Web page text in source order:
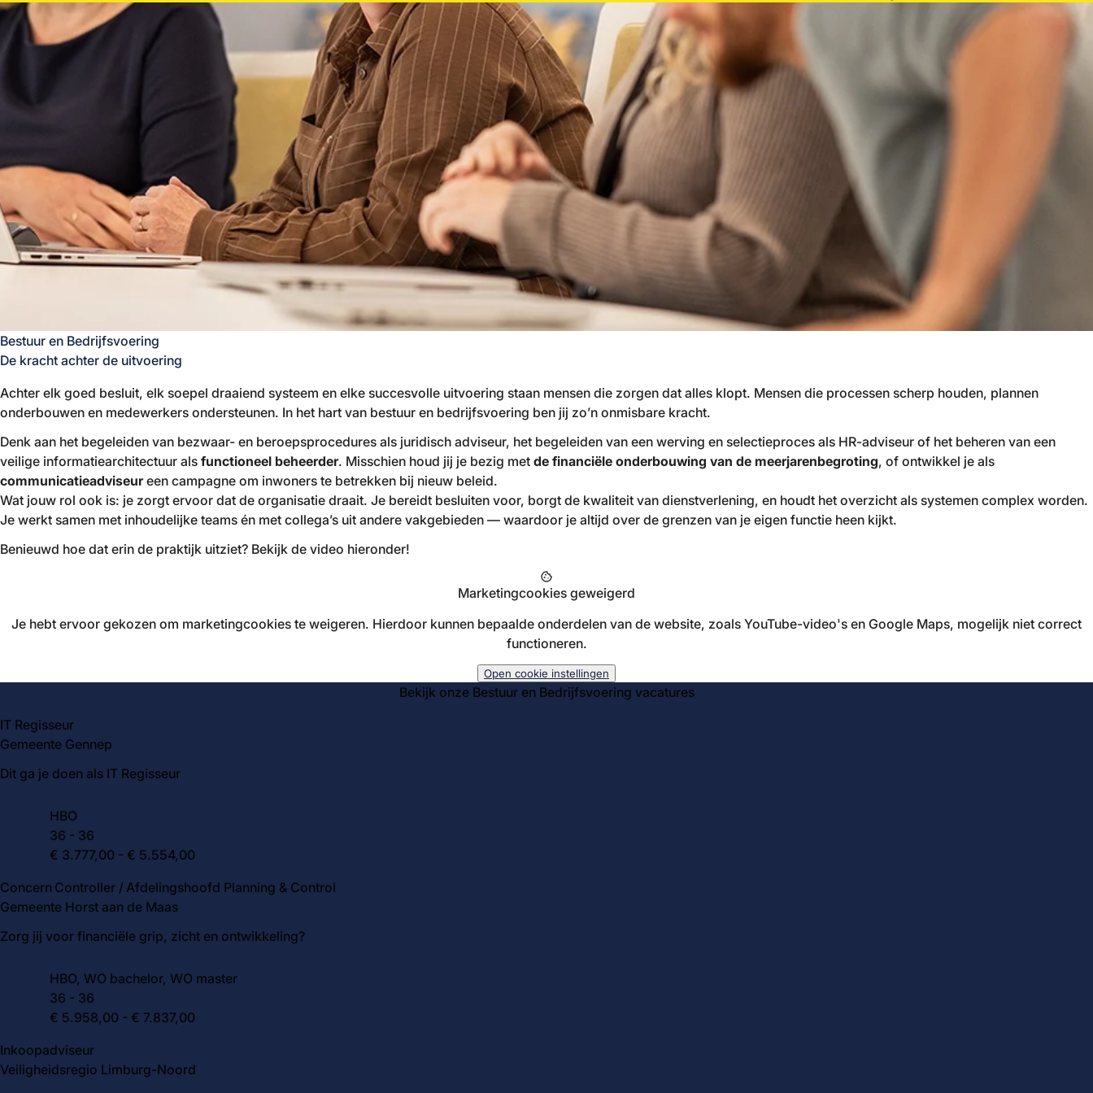
Bestuur en Bedrijfsvoering
De kracht achter de uitvoering
Achter elk goed besluit, elk soepel draaiend systeem en elke succesvolle uitvoering staan mensen die zorgen dat alles klopt. Mensen die processen scherp houden, plannen
onderbouwen en medewerkers ondersteunen. In het hart van bestuur en bedrijfsvoering ben jij zo’n onmisbare kracht.
Denk aan het begeleiden van bezwaar- en beroepsprocedures als juridisch adviseur, het begeleiden van een werving en selectieproces als HR-adviseur of het beheren van een
veilige informatiearchitectuur als functioneel beheerder. Misschien houd jij je bezig met de financiële onderbouwing van de meerjarenbegroting, of ontwikkel je als
communicatieadviseureen campagne om inwoners te betrekken bij nieuw beleid.
Wat jouw rol ook is: je zorgt ervoor dat de organisatie draait. Je bereidt besluiten voor, borgt de kwaliteit van dienstverlening, en houdt het overzicht als systemen complex worden.
Je werkt samen met inhoudelijke teams én met collega’s uit andere vakgebieden — waardoor je altijd over de grenzen van je eigen functie heen kijkt.
Benieuwd hoe dat erin de praktijk uitziet? Bekijk de video hieronder!
cookie
Marketingcookies geweigerd
Je hebt ervoor gekozen om marketingcookies te weigeren. Hierdoor kunnen bepaalde onderdelen van de website, zoals YouTube-video's en Google Maps, mogelijk niet correct
functioneren.
Open cookie instellingen
Bekijk onze Bestuur en Bedrijfsvoering vacatures
IT Regisseur
Gemeente Gennep
Dit ga je doen als IT Regisseur
HBO
36 - 36
€ 3.777,00 - € 5.554,00
share
Concern Controller / Afdelingshoofd Planning & Control
Gemeente Horst aan de Maas
Zorg jij voor financiële grip, zicht en ontwikkeling?
HBO, WO bachelor, WO master
36 - 36
€ 5.958,00 - € 7.837,00
share
Inkoopadviseur
Veiligheidsregio Limburg-Noord